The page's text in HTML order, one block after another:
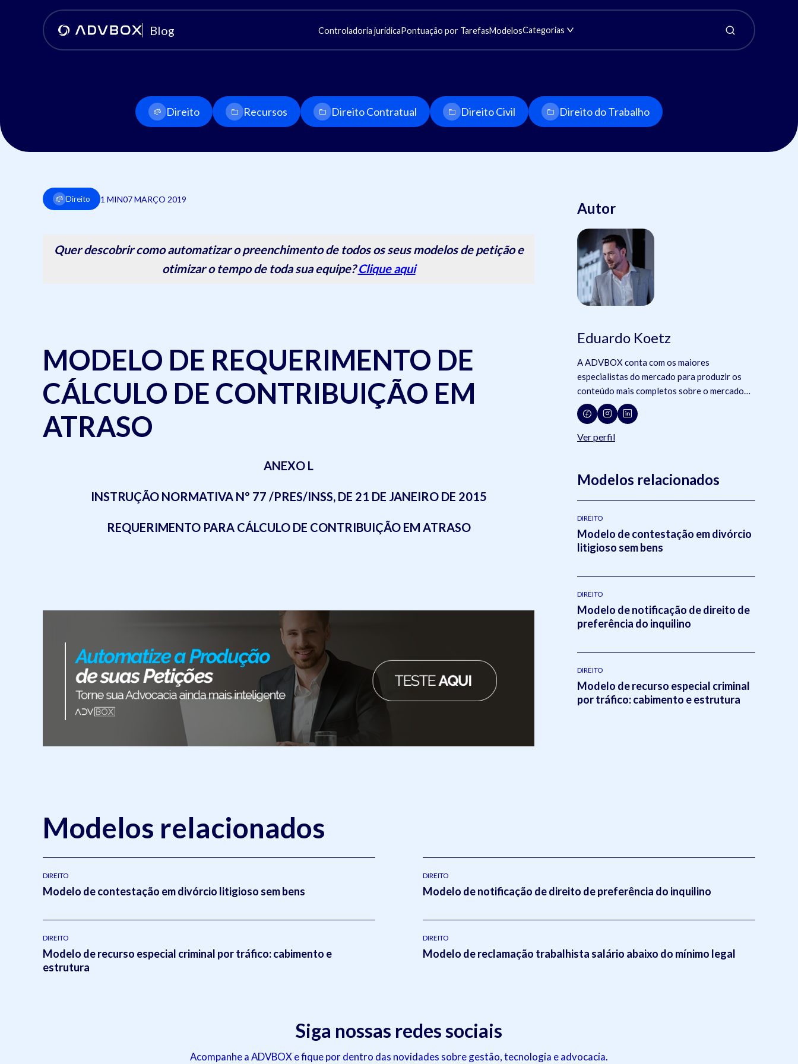
Blog Controladoria jurídicaPontuação por TarefasModelosCategorias
Direito Recursos Direito Contratual Direito Civil Direito do Trabalho
Direito 1 MIN07 MARÇO 2019
Quer descobrir como automatizar o preenchimento de todos os seus modelos de petição e
otimizar o tempo de toda sua equipe?Clique aqui
MODELO DE REQUERIMENTO DE
CÁLCULO DE CONTRIBUIÇÃO EM
ATRASO
ANEXO L
INSTRUÇÃO NORMATIVA Nº 77 /PRES/INSS, DE 21 DE JANEIRO DE 2015
REQUERIMENTO PARA CÁLCULO DE CONTRIBUIÇÃO EM ATRASO
Autor
Eduardo Koetz
A ADVBOX conta com os maiores
especialistas do mercado para produzir os
conteúdo mais completos sobre o mercado
jurídico, tecnologia e advocacia.
Ver perfil
Modelos relacionados
DIREITO
Modelo de contestação em divórcio
litigioso sem bens
DIREITO
Modelo de notificação de direito de
preferência do inquilino
DIREITO
Modelo de recurso especial criminal
por tráfico: cabimento e estrutura
Modelos relacionados
DIREITO
Modelo de contestação em divórcio litigioso sem bens
DIREITO
Modelo de notificação de direito de preferência do inquilino
DIREITO
Modelo de recurso especial criminal por tráfico: cabimento e
estrutura
DIREITO
Modelo de reclamação trabalhista salário abaixo do mínimo legal
Siga nossas redes sociais
Acompanhe a ADVBOX e fique por dentro das novidades sobre gestão, tecnologia e advocacia.